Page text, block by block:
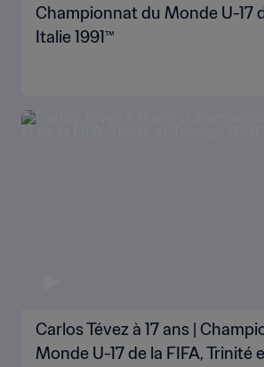
Championnat du Monde U-17
Italie 1991™
Carlos Tévez à 17 ans |
Monde U-17 de la FIFA, Trinité